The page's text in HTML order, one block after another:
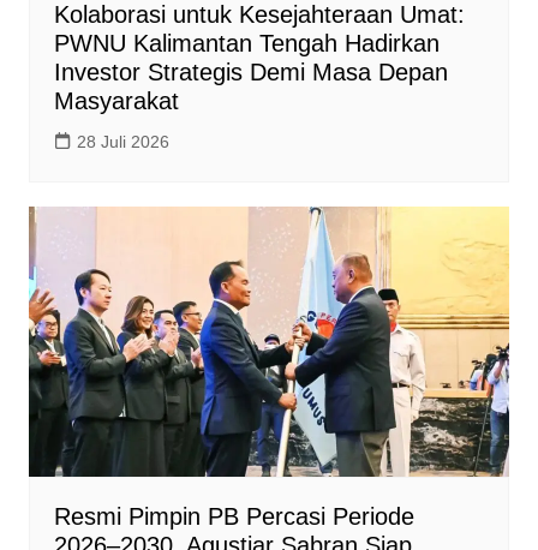
Kolaborasi untuk Kesejahteraan Umat:
PWNU Kalimantan Tengah Hadirkan
Investor Strategis Demi Masa Depan
Masyarakat
28 Juli 2026
Resmi Pimpin PB Percasi Periode